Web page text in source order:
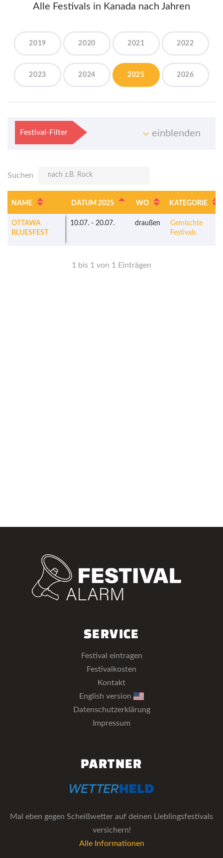
Alle Festivals in Kanada nach Jahren
2019 2020 2021 2022
2023 2024 2025 2026
Festival-Filter einblenden
Suchen
NAME DATUM 2025 WO KATEGORIE
OTTAWA
BLUESFEST
10.07. - 20.07. draußen
Gemischte
Festivals
1 bis 1 von 1 Einträgen
SERVICE
Festival eintragen
Festivalkosten
Kontakt
English version
Datenschutzerklärung
Impressum
PARTNER
Mal eben gegen Scheißwetter auf deinen Lieblingsfestivals
versichern!
Alle Informationen